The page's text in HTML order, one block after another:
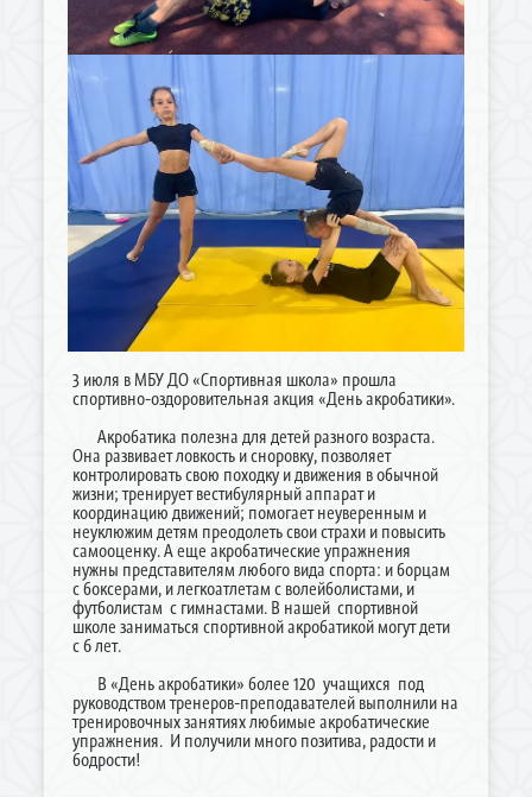
3 июля в МБУ ДО «Спортивная школа» прошла
спортивно-оздоровительная акция «День акробатики».
Акробатика полезна для детей разного возраста.
Она развивает ловкость и сноровку, позволяет
контролировать свою походку и движения в обычной
жизни; тренирует вестибулярный аппарат и
координацию движений; помогает неуверенным и
неуклюжим детям преодолеть свои страхи и повысить
самооценку. А еще акробатические упражнения
нужны представителям любого вида спорта: и борцам
с боксерами, и легкоатлетам с волейболистами, и
футболистам с гимнастами. В нашей спортивной
школе заниматься спортивной акробатикой могут дети
с 6 лет.
В «День акробатики» более 120 учащихся под
руководством тренеров-преподавателей выполнили на
тренировочных занятиях любимые акробатические
упражнения. И получили много позитива, радости и
бодрости!